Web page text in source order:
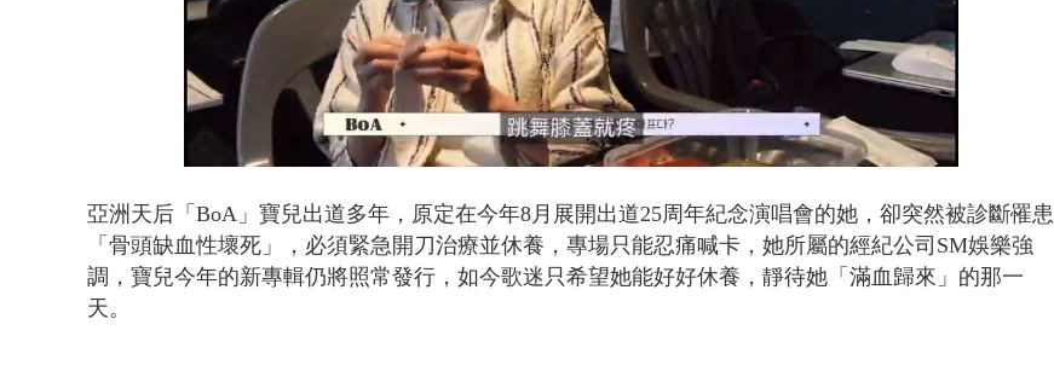
Loaded:
44.10%
亞洲天后「BoA」寶兒出道多年，原定在今年8月展開出道25周年紀念演唱會的她，卻突然被診斷罹患
「骨頭缺血性壞死」，必須緊急開刀治療並休養 ，專場只能忍痛喊卡， 她所屬的經紀公司SM娛樂強
調，寶兒今年的新專輯仍將照常發行， 如今歌迷只希望她能好好休養，靜待她「滿血歸來」的那一
天。